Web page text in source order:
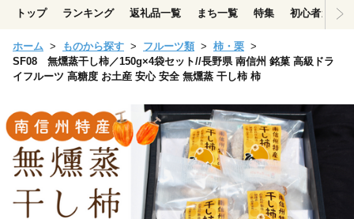
トップ ランキング 返礼品一覧 まち一覧 特集 初心者ガイド
ホーム ものから探す フルーツ類
柿・栗
SF08 無燻蒸干し柿／150g×4袋セット//長野県 南信州 銘菓 高級ドラ
イフルーツ 高糖度 お土産 安心 安全 無燻蒸 干し柿 柿